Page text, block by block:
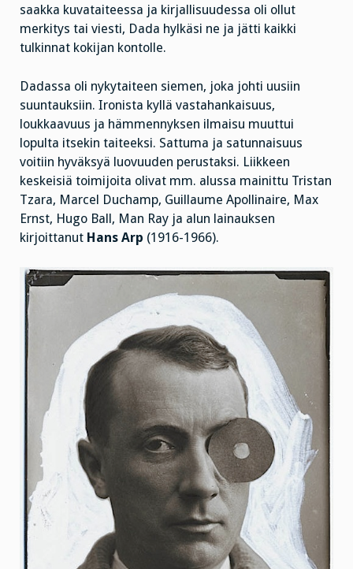
saakka kuvataiteessa ja kirjallisuudessa oli ollut
merkitys tai viesti, Dada hylkäsi ne ja jätti kaikki
tulkinnat kokijan kontolle.
Dadassa oli nykytaiteen siemen, joka johti uusiin
suuntauksiin. Ironista kyllä vastahankaisuus,
loukkaavuus ja hämmennyksen ilmaisu muuttui
lopulta itsekin taiteeksi. Sattuma ja satunnaisuus
voitiin hyväksyä luovuuden perustaksi. Liikkeen
keskeisiä toimijoita olivat mm. alussa mainittu Tristan
Tzara, Marcel Duchamp, Guillaume Apollinaire, Max
Ernst, Hugo Ball, Man Ray ja alun lainauksen
kirjoittanut Hans Arp (1916-1966).